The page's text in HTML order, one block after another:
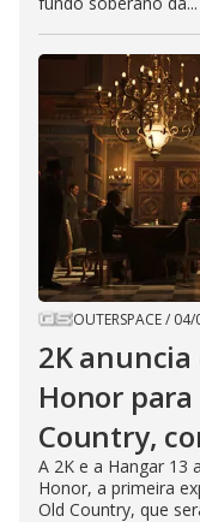
OUTERSPACE/ 04/
2K
Honor
Country,
A 2K e a Hangar 13
Honor, a primeira
Old Country, que